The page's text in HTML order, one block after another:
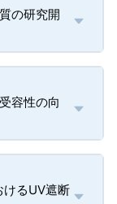
の研究開
容性の向
けるUV遮断